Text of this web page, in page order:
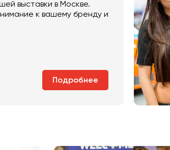
выставки в Москве.
к вашему бренду и
Подробнее